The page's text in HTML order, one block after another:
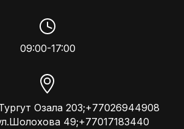
09:00-17:00
Озала 203;+77026944908
49;+77017183440